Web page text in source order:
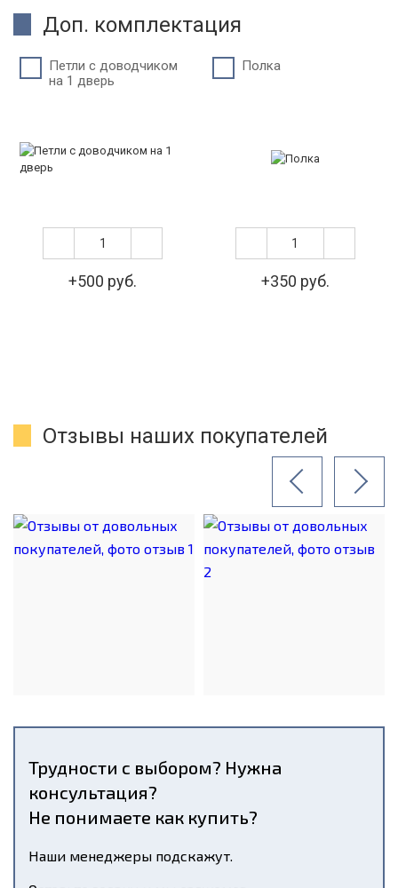
Доп. комплектация
Петли c доводчиком
на 1 дверь
+500 руб.
Полка
+350 руб.
Отзывы наших покупателей
Трудности с выбором? Нужна
консультация?
Не понимаете как купить?
Наши менеджеры подскажут.